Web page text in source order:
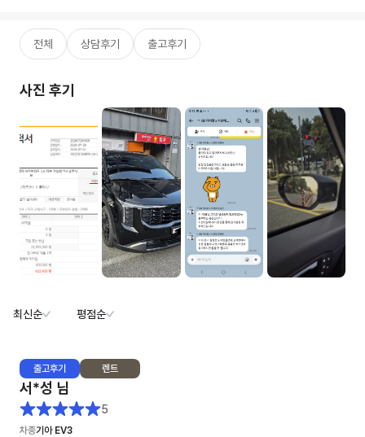
전체 상담후기 출고후기
사진 후기
최신순 평점순
출고후기 렌트
서*성 님
5
차종기아 EV3